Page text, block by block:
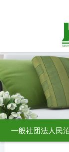
一般社団法人民